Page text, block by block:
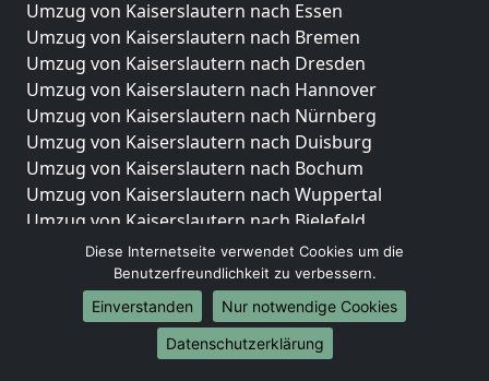
Umzug von Kaiserslautern nach Essen
Umzug von Kaiserslautern nach Bremen
Umzug von Kaiserslautern nach Dresden
Umzug von Kaiserslautern nach Hannover
Umzug von Kaiserslautern nach Nürnberg
Umzug von Kaiserslautern nach Duisburg
Umzug von Kaiserslautern nach Bochum
Umzug von Kaiserslautern nach Wuppertal
Umzug von Kaiserslautern nach Bielefeld
Umzug von Kaiserslautern nach Bonn
Umzug von Kaiserslautern nach Münster
Internationale-Umzüge
Umzug von Kaiserslautern nach Brasilien
Diese Internetseite verwendet Cookies um die
Benutzerfreundlichkeit zu verbessern.
Einverstanden
Nur notwendige Cookies
Datenschutzerklärung